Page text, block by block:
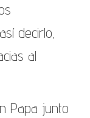
decirlo,
al
Papa junto